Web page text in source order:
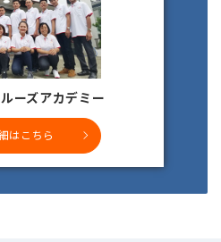
ーズアカデミー
はこちら